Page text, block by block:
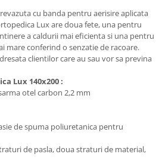
cu banda pentru aerisire aplicata
Lux are doua fete, una pentru
a caldurii mai eficienta si una pentru
mare conferind o senzatie de racoare.
clientilor care au sau vor sa previna
Lux 140x200 :
otel carbon 2,2 mm
de spuma poliuretanica pentru
de pasla, doua straturi de material,